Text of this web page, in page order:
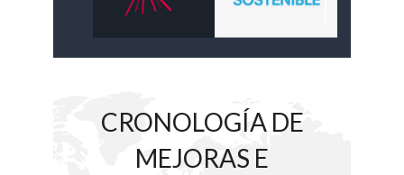
CRONOLOGÍA DE
MEJORAS E